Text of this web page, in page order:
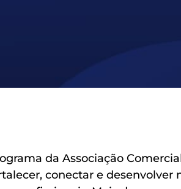
da Associação
conectar e desenvolver